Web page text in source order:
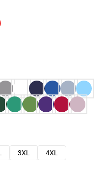
3XL
4XL